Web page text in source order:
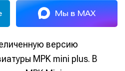
Мы в MAX
версию
MPK mini plus. В